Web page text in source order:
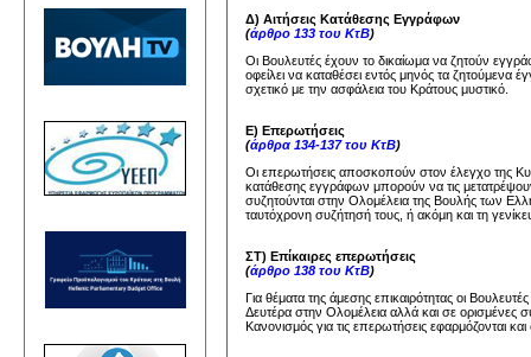
Δ) Αιτήσεις Κατάθεσης Εγγράφων
(άρθρο 133 του ΚτΒ)
Οι Βουλευτές έχουν το δικαίωμα να ζητούν
οφείλει να καταθέσει εντός μηνός τα
σχετικό με την ασφάλεια του Κράτους μυστικό.
Ε) Επερωτήσεις
(άρθρα 134-137 του ΚτΒ)
Οι επερωτήσεις αποσκοπούν στον έλεγχο της
κατάθεσης εγγράφων μπορούν να τις
συζητούνται στην Ολομέλεια της Βουλής των
ταυτόχρονη συζήτησή τους, ή ακόμη και τη
ΣΤ) Επίκαιρες επερωτήσεις
(άρθρο 138 του ΚτΒ)
Για θέματα της άμεσης επικαιρότητας οι
Δευτέρα στην Ολομέλεια αλλά και σε ορισμένες
Κανονισμός για τις επερωτήσεις εφαρμόζονται